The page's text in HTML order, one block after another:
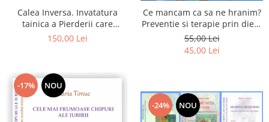
Calea Inversa. Invatatura
tainica a Pierderii care
vindeca sufletul - Cum
150,00 Lei
Ce mancam ca sa ne hranim?
Preventie si terapie prin dieta
in bolile cardiovasculare si in
diabetul zaharat
55,00 Lei
45,00 Lei
-17% NOU
-24% NOU